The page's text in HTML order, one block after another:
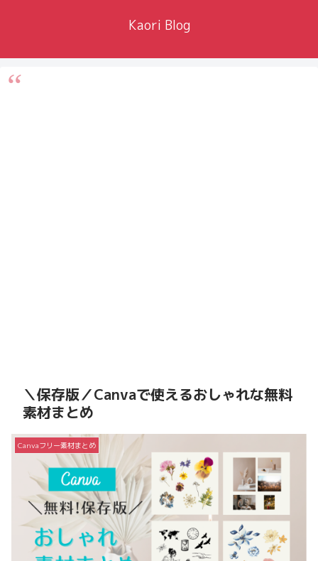
Kaori Blog
＼保存版／Canvaで使えるおしゃれな無料
素材まとめ
Canvaフリー素材まとめ